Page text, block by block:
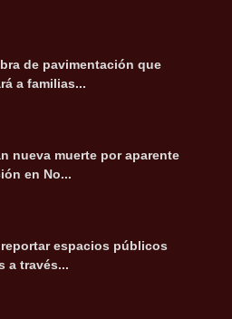
de pavimentación que
a familias...
nueva muerte por aparente
en No...
espacios públicos
a través...